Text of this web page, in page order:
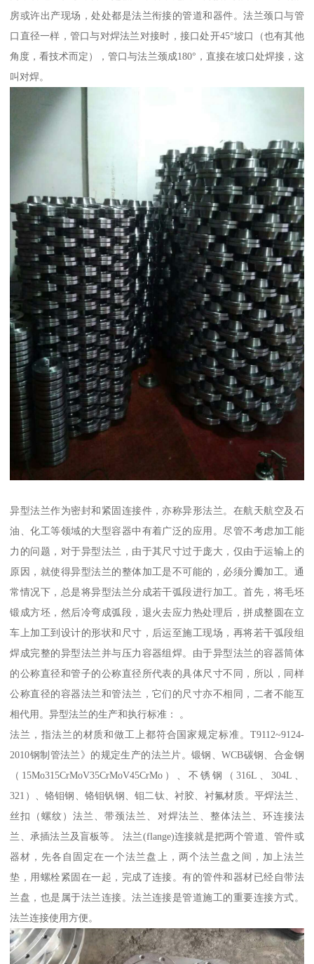
房或许出产现场，处处都是法兰衔接的管道和器件。法兰颈口与管
口直径一样，管口与对焊法兰对接时，接口处开45°坡口（也有其他
角度，看技术而定），管口与法兰颈成180°，直接在坡口处焊接，这
叫对焊。
异型法兰作为密封和紧固连接件，亦称异形法兰。在航天航空及石
油、化工等领域的大型容器中有着广泛的应用。尽管不考虑加工能
力的问题，对于异型法兰，由于其尺寸过于庞大，仅由于运输上的
原因，就使得异型法兰的整体加工是不可能的，必须分瓣加工。通
常情况下，总是将异型法兰分成若干弧段进行加工。首先，将毛坯
锻成方坯，然后冷弯成弧段，退火去应力热处理后，拼成整圆在立
车上加工到设计的形状和尺寸，后运至施工现场，再将若干弧段组
焊成完整的异型法兰并与压力容器组焊。由于异型法兰的容器筒体
的公称直径和管子的公称直径所代表的具体尺寸不同，所以，同样
公称直径的容器法兰和管法兰，它们的尺寸亦不相同，二者不能互
相代用。异型法兰的生产和执行标准： 。
法兰，指法兰的材质和做工上都符合国家规定标准。T9112~9124-
2010钢制管法兰》的规定生产的法兰片。锻钢、WCB碳钢、合金钢
（15Mo315CrMoV35CrMoV45CrMo）、不锈钢（316L、304L、
321）、铬钼钢、铬钼钒钢、钼二钛、衬胶、衬氟材质。平焊法兰、
丝扣（螺纹）法兰、带颈法兰、对焊法兰、整体法兰、环连接法
兰、承插法兰及盲板等。 法兰(flange)连接就是把两个管道、管件或
器材，先各自固定在一个法兰盘上，两个法兰盘之间，加上法兰
垫，用螺栓紧固在一起，完成了连接。有的管件和器材已经自带法
兰盘，也是属于法兰连接。法兰连接是管道施工的重要连接方式。
法兰连接使用方便。